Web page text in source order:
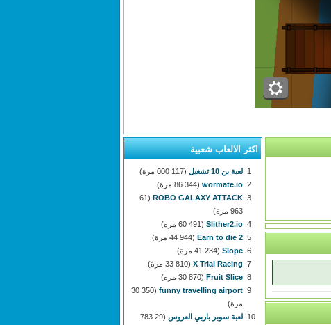
اكثر الالعاب شعبية
لعبة بن 10 تشغيل
(117 000 مرة)
wormate.io (86 344 مرة)
ROBO GALAXY ATTACK
(61
963 مرة)
Slither2.io (60 491 مرة)
Earn to die 2 (44 944 مرة)
Slope (41 234 مرة)
X Trial Racing (33 810 مرة)
Fruit Slice (30 870 مرة)
funny travelling airport
(30 350
مرة)
لعبة سوبر باربي العروس
(29 783